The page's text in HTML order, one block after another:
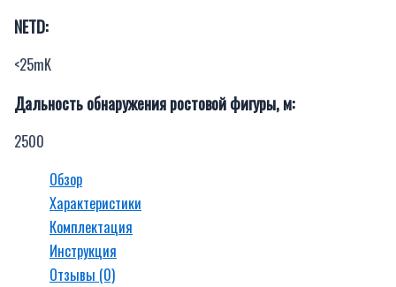
NETD:
<25mK
Дальность обнаружения ростовой фигуры, м:
2500
Обзор
Характеристики
Комплектация
Инструкция
Отзывы (0)